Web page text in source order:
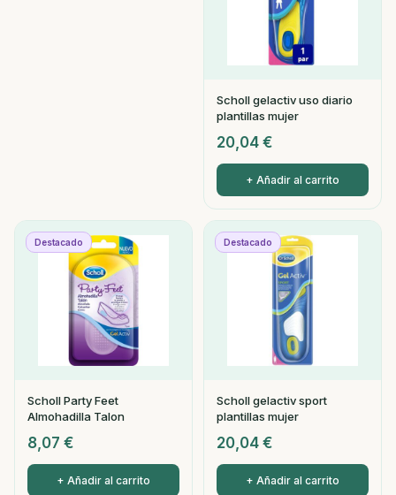
Scholl gelactiv uso diario
plantillas mujer
20,04 €
+ Añadir al carrito
Destacado
Scholl Party Feet
Almohadilla Talon
8,07 €
+ Añadir al carrito
Destacado
Scholl gelactiv sport
plantillas mujer
20,04 €
+ Añadir al carrito